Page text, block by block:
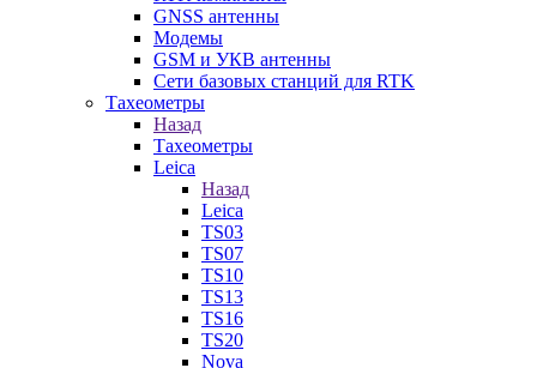
GNSS антенны
Модемы
GSM и УКВ антенны
Сети базовых станций для RTK
Тахеометры
Назад
Тахеометры
Leica
Назад
Leica
TS03
TS07
TS10
TS13
TS16
TS20
Nova